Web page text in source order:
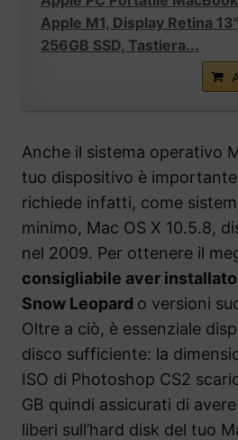
Apple M1, Display Retina
256GB SSD, Tastiera...
Anche il sistema operativo
tuo dispositivo è
richiede infatti, come
minimo, Mac OS X 10.5.8,
nel 2009. Per ottenere il
consigliabile aver installato
Snow Leopard o versioni
Oltre a ciò, è essenziale
disco sufficiente: la
ISO di Photoshop CS2
GB quindi assicurati di
liberi sull’hard disk del tuo